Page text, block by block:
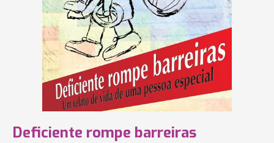
Deficiente rompe barreiras